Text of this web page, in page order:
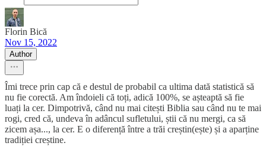
Florin Bică
Nov 15, 2022
Author
Îmi trece prin cap că e destul de probabil ca ultima dată statistică să
nu fie corectă. Am îndoieli că toți, adică 100%, se așteaptă să fie
luați la cer. Dimpotrivă, când nu mai citești Biblia sau când nu te mai
rogi, cred că, undeva în adâncul sufletului, știi că nu mergi, ca să
zicem așa..., la cer. E o diferență între a trăi creștin(ește) și a aparține
tradiției creștine.